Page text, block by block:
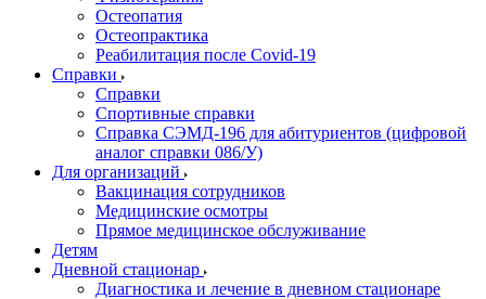
Остеопатия
Остеопрактика
Реабилитация после Covid-19
Справки
Справки
Спортивные справки
Справка СЭМД‑196 для абитуриентов (цифровой
аналог справки 086/У)
Для организаций
Вакцинация сотрудников
Медицинские осмотры
Прямое медицинское обслуживание
Детям
Дневной стационар
Диагностика и лечение в дневном стационаре